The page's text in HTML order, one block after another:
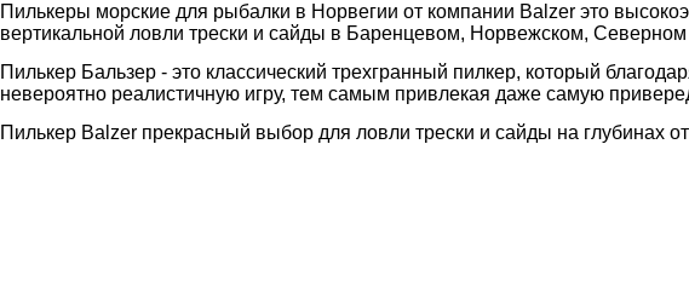
Пилькеры морские для рыбалки в Норвегии от компании Balzer это
вертикальной ловли трески и сайды в Баренцевом, Норвежском,
Пилькер Бальзер - это классический трехгранный пилкер, который
невероятно реалистичную игру, тем самым привлекая даже самую
Пилькер Balzer прекрасный выбор для ловли трески и сайды на глубинах